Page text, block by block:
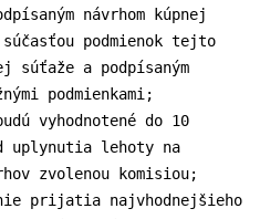
návrhom kúpnej
podmienok tejto
súťaže a podpísaným
podmienkami;
vyhodnotené do 10
uplynutia lehoty na
zvolenou komisiou;
prijatia najvhodnejšieho